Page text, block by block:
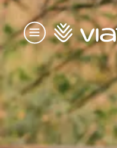
Menu
Homepage